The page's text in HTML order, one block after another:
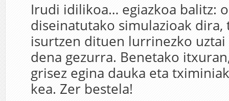
Irudi idilikoa… egiazkoa balitz:
diseinatutako simulazioak
isurtzen dituen lurrinezko
dena gezurra. Benetako
grisez egina dauka eta
kea. Zer bestela!